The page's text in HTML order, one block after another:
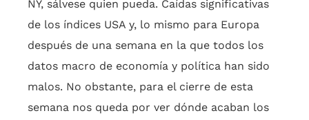
NY, sálvese quien pueda. Caídas significativas
de los índices USA y, lo mismo para Europa
después de una semana en la que todos los
datos macro de economía y política han sido
malos. No obstante, para el cierre de esta
semana nos queda por ver dónde acaban los